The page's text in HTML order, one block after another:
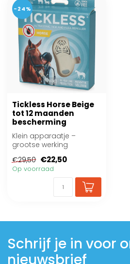
-24%
Tickless Horse Beige
tot 12 maanden
bescherming
Klein apparaatje –
grootse werking
€29,50 €22,50
Op voorraad
Schrijf je in voor
nieuwsbrief